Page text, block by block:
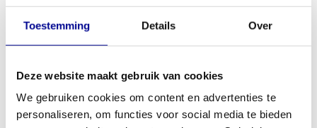
Toestemming Details Over
Deze website maakt gebruik van cookies
We gebruiken cookies om content en advertenties te
personaliseren, om functies voor social media te bieden
maar minimaliseert ook de kans op blessures. De ergonomisch
ontworpen kussens bieden optimale ondersteuning voor je
bovenbenen en romp, waardoor je je volledig kunt concentreren
uitstekende aanvulling op ons assortimentlower body apparaten
Voor wie is dit apparaat geschikt?
Dankzij de robuuste bouwkwaliteit en het strakke, matzwarte